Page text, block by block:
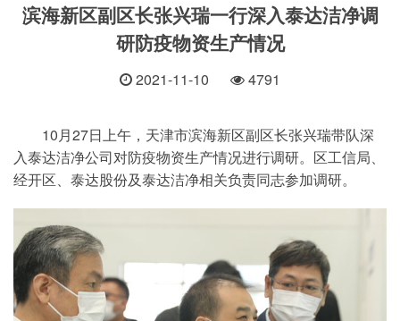
滨海新区副区长张兴瑞一行深入泰达洁净调
研防疫物资生产情况
2021-11-10 4791
10月27日上午，天津市滨海新区副区长张兴瑞带队深
入泰达洁净公司对防疫物资生产情况进行调研。区工信局、
经开区、泰达股份及泰达洁净相关负责同志参加调研。